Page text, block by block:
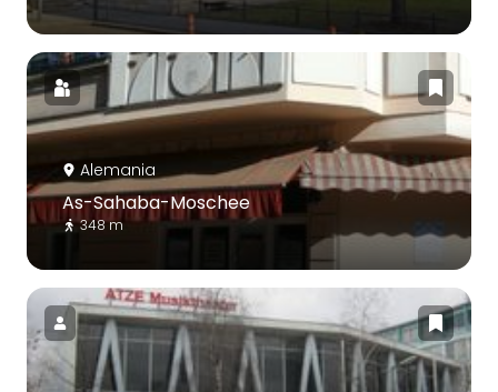
Alemania
As-Sahaba-Moschee
348 m